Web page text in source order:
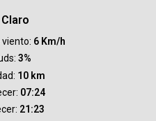
viento: 6 Km/h
3%
10 km
07:24
21:23